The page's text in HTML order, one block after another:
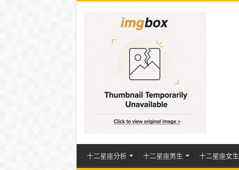
十二星座分析 十二星座男生 十二星座女生